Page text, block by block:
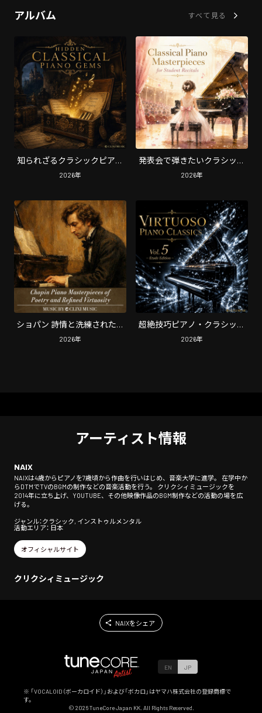
アルバム すべて見る
知られざるクラシックピアノ
名曲集
2026年
発表会で弾きたいクラシック
ピアノ名曲集
2026年
ショパン 詩情と洗練された技
巧のピアノ名曲集
2026年
超絶技巧ピアノ・クラシック
ス Vol. 5（エチュード編）
2026年
アーティスト情報
NAIX
NAIXは4歳からピアノを7歳頃から作曲を行いはじめ、音楽大学に進学。 在学中か
らDTMでTVのBGMの制作などの音楽活動を行う。 クリクシィミュージックを
2014年に立ち上げ、YOUTUBE、その他映像作品のBGM制作などの活動の場を広
げる。
ジャンル：クラシック, インストゥルメンタル
活動エリア： 日本
オフィシャルサイト
クリクシィミュージック
NAIXをシェア
EN JP
※ 「VOCALOID（ボーカロイド）」および「ボカロ」はヤマハ株式会社の登録商標で
す。
© 2026TuneCore Japan KK. All Rights Reserved.